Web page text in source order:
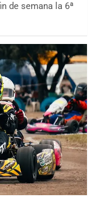
de semana la 6ª